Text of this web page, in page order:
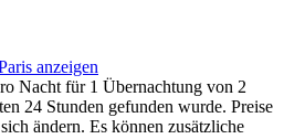
anzeigen
Nacht für 1 Übernachtung von 2
24 Stunden gefunden wurde. Preise
ändern. Es können zusätzliche